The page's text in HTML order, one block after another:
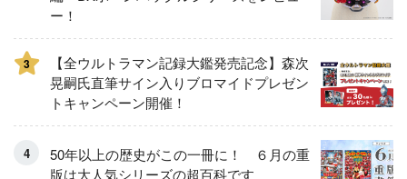
ー！
3
【全ウルトラマン記録大鑑発売記念】森次
晃嗣氏直筆サイン入りブロマイドプレゼン
トキャンペーン開催！
50年以上の歴史がこの一冊に！ ６月の重
版は大人気シリーズの超百科です